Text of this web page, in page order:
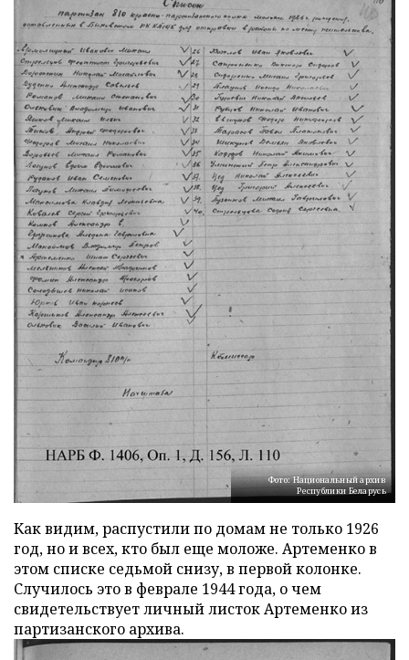
Фото: Национальный архив
Республики Беларусь
Как видим, распустили по домам не только 1926
год, но и всех, кто был еще моложе. Артеменко в
этом списке седьмой снизу, в первой колонке.
Случилось это в феврале 1944 года, о чем
свидетельствует личный листок Артеменко из
партизанского архива.